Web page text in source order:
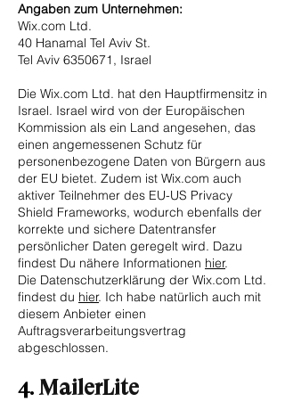
Angaben zum Unternehmen:
Wix.com Ltd.
40 Hanamal Tel Aviv St.
Tel Aviv 6350671, Israel
Die Wix.com Ltd. hat den Hauptfirmensitz in
Israel. Israel wird von der Europäischen
Kommission als ein Land angesehen, das
einen angemessenen Schutz für
personenbezogene Daten von Bürgern aus
der EU bietet. Zudem ist Wix.com auch
aktiver Teilnehmer des EU-US Privacy
Shield Frameworks, wodurch ebenfalls der
korrekte und sichere Datentransfer
persönlicher Daten geregelt wird. Dazu
findest Du nähere Informationen hier.
Die Datenschutzerklärung der Wix.com Ltd.
findest du hier. Ich habe natürlich auch mit
diesem Anbieter einen
Auftragsverarbeitungsvertrag
abgeschlossen.
4.MailerLite